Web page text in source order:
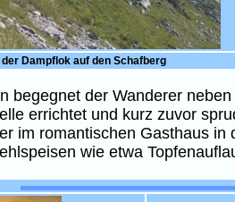
der Dampflok auf den Schafberg
begegnet der Wanderer
errichtet und kurz zuvor
im romantischen Gasthaus
wie etwa